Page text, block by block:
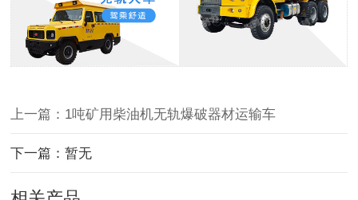
上一篇：1吨矿用柴油机无轨爆破器材运输车
下一篇：暂无